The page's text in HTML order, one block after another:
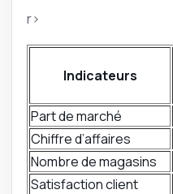
r>
Indicateurs
Part de marché
Chiffre d’affaires
Nombre de magasins
Satisfaction client